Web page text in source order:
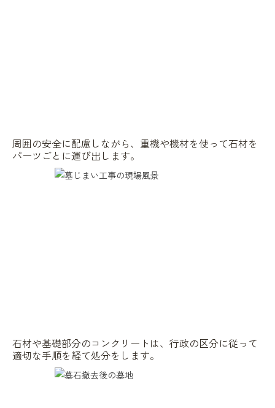
周囲の安全に配慮しながら、重機や機材を使って石材を
パーツごとに運び出します。
石材や基礎部分のコンクリートは、行政の区分に従って
適切な手順を経て処分をします。